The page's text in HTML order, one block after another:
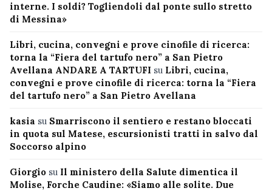
interne. I soldi? Togliendoli dal ponte sullo stretto
di Messina»
Libri, cucina, convegni e prove cinofile di ricerca:
torna la “Fiera del tartufo nero” a San Pietro
Avellana ANDARE A TARTUFI su Libri, cucina,
convegni e prove cinofile di ricerca: torna la “Fiera
del tartufo nero” a San Pietro Avellana
kasia su Smarriscono il sentiero e restano bloccati
in quota sul Matese, escursionisti tratti in salvo dal
Soccorso alpino
Giorgio su Il ministero della Salute dimentica il
Molise, Forche Caudine: «Siamo alle solite. Due